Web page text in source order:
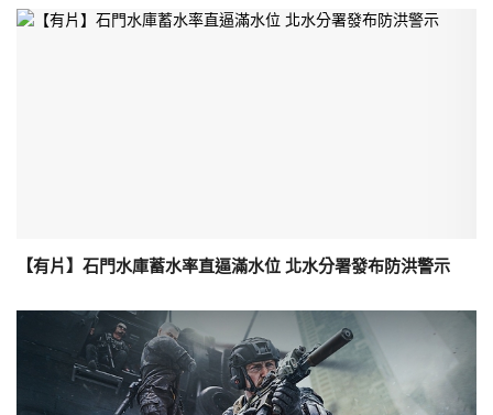
【有片】石門水庫蓄水率直逼滿水位 北水分署發布防洪警示